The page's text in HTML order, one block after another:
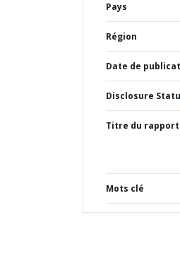
Pays
Région
Date de
Disclosure
Titre du rapport
Mots clé